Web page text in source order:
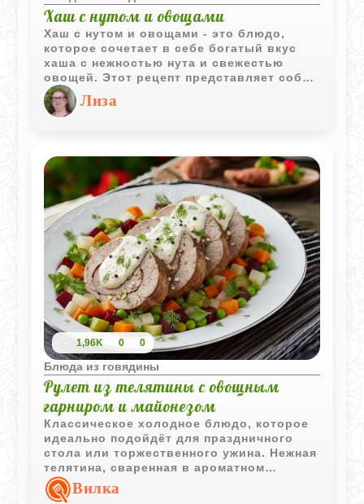
Хаш с нутом и овощами
Хаш с нутом и овощами - это блюдо,
которое сочетает в себе богатый вкус
хаша с нежностью нута и свежестью
овощей. Этот рецепт представляет собой
идеальное сочетание питательных
ингредиентов, создавая
сбалансированное и вкусное блюдо. Это
и витаминов. Попробуйте приготовить
хаш с нутом и овощами, и вы получите
истинное удовольствие от этого
изысканного блюда.
Лиза
1,96K 0 0
Блюда из говядины
Рулет из телятины с овощным
гарниром и майонезом
Классическое холодное блюдо, которое
идеально подойдёт для праздничного
стола или торжественного ужина. Нежная
телятина, сваренная в ароматном
бульоне, нарезается ломтями и
покрывается густым домашним
Вилка